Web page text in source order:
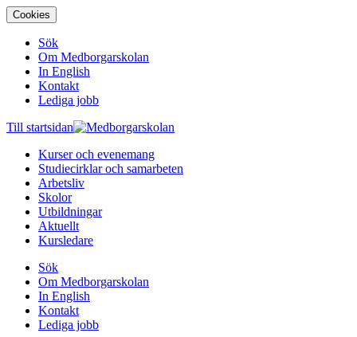
Cookies
Sök
Om Medborgarskolan
In English
Kontakt
Lediga jobb
Till startsidan
Kurser och evenemang
Studiecirklar och samarbeten
Arbetsliv
Skolor
Utbildningar
Aktuellt
Kursledare
Sök
Om Medborgarskolan
In English
Kontakt
Lediga jobb